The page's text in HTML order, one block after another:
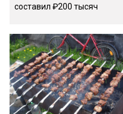
составил ₽200 тысяч